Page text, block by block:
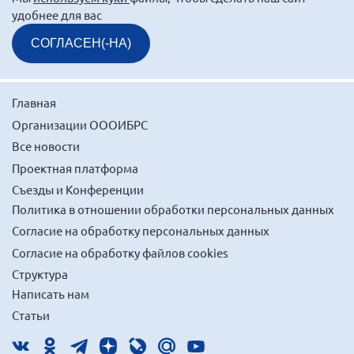
Брянская область
Владимирская область
Волгоградская область
Калининградская область
Кемеровская область
Кировская область
Краснодарский край
Красноярский край
Ленинградская область
г. Москва
Московская область
удобнее для вас
СОГЛАСЕН(-НА)
Главная
Организации ОООИБРС
Все новости
Проектная платформа
Съезды и Конференции
Политика в отношении обработки персональных данных
Согласие на обработку персональных данных
Согласие на обработку файлов cookies
Структура
Написать нам
Статьи